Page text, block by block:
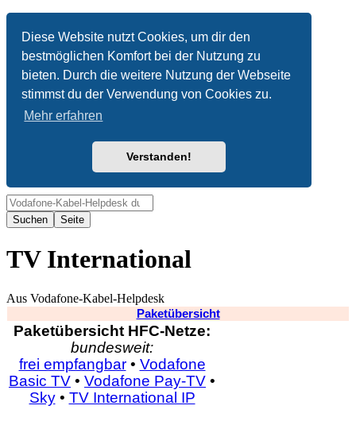
Diese Website nutzt Cookies, um dir den
bestmöglichen Komfort bei der Nutzung zu
bieten. Durch die weitere Nutzung der Webseite
stimmst du der Verwendung von Cookies zu.
Mehr erfahren
Verstanden!
Nicht angemeldet
Anmelden
TV International
Aus Vodafone-Kabel-Helpdesk
Paketübersicht
Paketübersicht HFC-Netze:
bundesweit:
frei empfangbar• Vodafone
Basic TV • Vodafone Pay-TV •
Sky• TV International IP